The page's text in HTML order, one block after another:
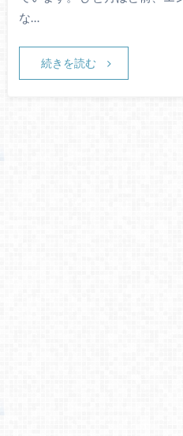
な…
続きを読む